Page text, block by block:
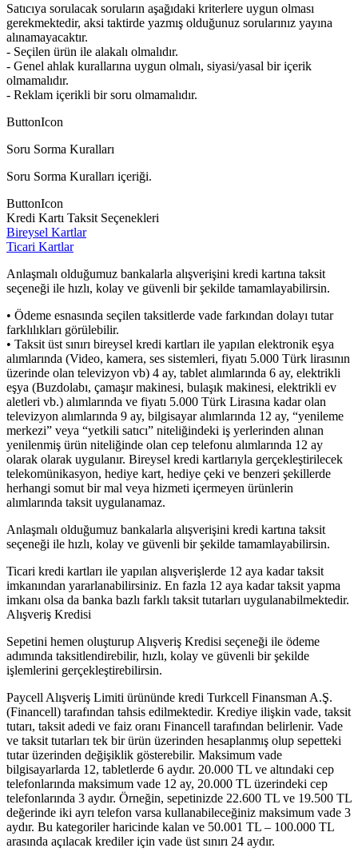
Satıcıya sorulacak soruların aşağıdaki kriterlere uygun olması
gerekmektedir, aksi taktirde yazmış olduğunuz sorularınız yayına
alınamayacaktır.
- Seçilen ürün ile alakalı olmalıdır.
- Genel ahlak kurallarına uygun olmalı, siyasi/yasal bir içerik
olmamalıdır.
- Reklam içerikli bir soru olmamalıdır.
ButtonIcon
Soru Sorma Kuralları
Soru Sorma Kuralları içeriği.
ButtonIcon
Kredi Kartı Taksit Seçenekleri
Bireysel Kartlar
Ticari Kartlar
Anlaşmalı olduğumuz bankalarla alışverişini kredi kartına taksit
seçeneği ile hızlı, kolay ve güvenli bir şekilde tamamlayabilirsin.
• Ödeme esnasında seçilen taksitlerde vade farkından dolayı tutar
farklılıkları görülebilir.
• Taksit üst sınırı bireysel kredi kartları ile yapılan elektronik eşya
alımlarında (Video, kamera, ses sistemleri, fiyatı 5.000 Türk lirasının
üzerinde olan televizyon vb) 4 ay, tablet alımlarında 6 ay, elektrikli
eşya (Buzdolabı, çamaşır makinesi, bulaşık makinesi, elektrikli ev
aletleri vb.) alımlarında ve fiyatı 5.000 Türk Lirasına kadar olan
televizyon alımlarında 9 ay, bilgisayar alımlarında 12 ay, “yenileme
merkezi” veya “yetkili satıcı” niteliğindeki iş yerlerinden alınan
yenilenmiş ürün niteliğinde olan cep telefonu alımlarında 12 ay
olarak olarak uygulanır. Bireysel kredi kartlarıyla gerçekleştirilecek
telekomünikasyon, hediye kart, hediye çeki ve benzeri şekillerde
herhangi somut bir mal veya hizmeti içermeyen ürünlerin
alımlarında taksit uygulanamaz.
Anlaşmalı olduğumuz bankalarla alışverişini kredi kartına taksit
seçeneği ile hızlı, kolay ve güvenli bir şekilde tamamlayabilirsin.
Ticari kredi kartları ile yapılan alışverişlerde 12 aya kadar taksit
imkanından yararlanabilirsiniz. En fazla 12 aya kadar taksit yapma
imkanı olsa da banka bazlı farklı taksit tutarları uygulanabilmektedir.
Alışveriş Kredisi
Sepetini hemen oluşturup Alışveriş Kredisi seçeneği ile ödeme
adımında taksitlendirebilir, hızlı, kolay ve güvenli bir şekilde
işlemlerini gerçekleştirebilirsin.
Paycell Alışveriş Limiti ürününde kredi Turkcell Finansman A.Ş.
(Financell) tarafından tahsis edilmektedir. Krediye ilişkin vade, taksit
tutarı, taksit adedi ve faiz oranı Financell tarafından belirlenir. Vade
ve taksit tutarları tek bir ürün üzerinden hesaplanmış olup sepetteki
tutar üzerinden değişiklik gösterebilir. Maksimum vade
bilgisayarlarda 12, tabletlerde 6 aydır. 20.000 TL ve altındaki cep
telefonlarında maksimum vade 12 ay, 20.000 TL üzerindeki cep
telefonlarında 3 aydır. Örneğin, sepetinizde 22.600 TL ve 19.500 TL
değerinde iki ayrı telefon varsa kullanabileceğiniz maksimum vade 3
aydır. Bu kategoriler haricinde kalan ve 50.001 TL – 100.000 TL
arasında açılacak krediler için vade üst sınırı 24 aydır.